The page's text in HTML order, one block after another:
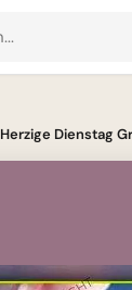
Herzige Dienstag